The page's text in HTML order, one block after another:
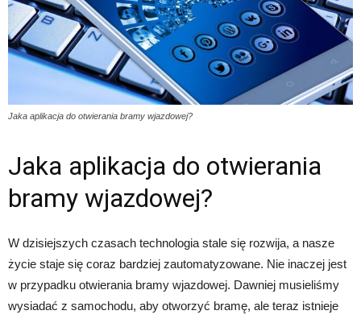
Jaka aplikacja do otwierania bramy wjazdowej?
Jaka aplikacja do otwierania
bramy wjazdowej?
W dzisiejszych czasach technologia stale się rozwija, a nasze
życie staje się coraz bardziej zautomatyzowane. Nie inaczej jest
w przypadku otwierania bramy wjazdowej. Dawniej musieliśmy
wysiadać z samochodu, aby otworzyć bramę, ale teraz istnieje